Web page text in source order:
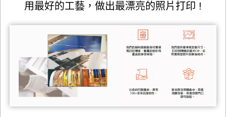
用最好的工藝，做出最漂亮的照片打印 !